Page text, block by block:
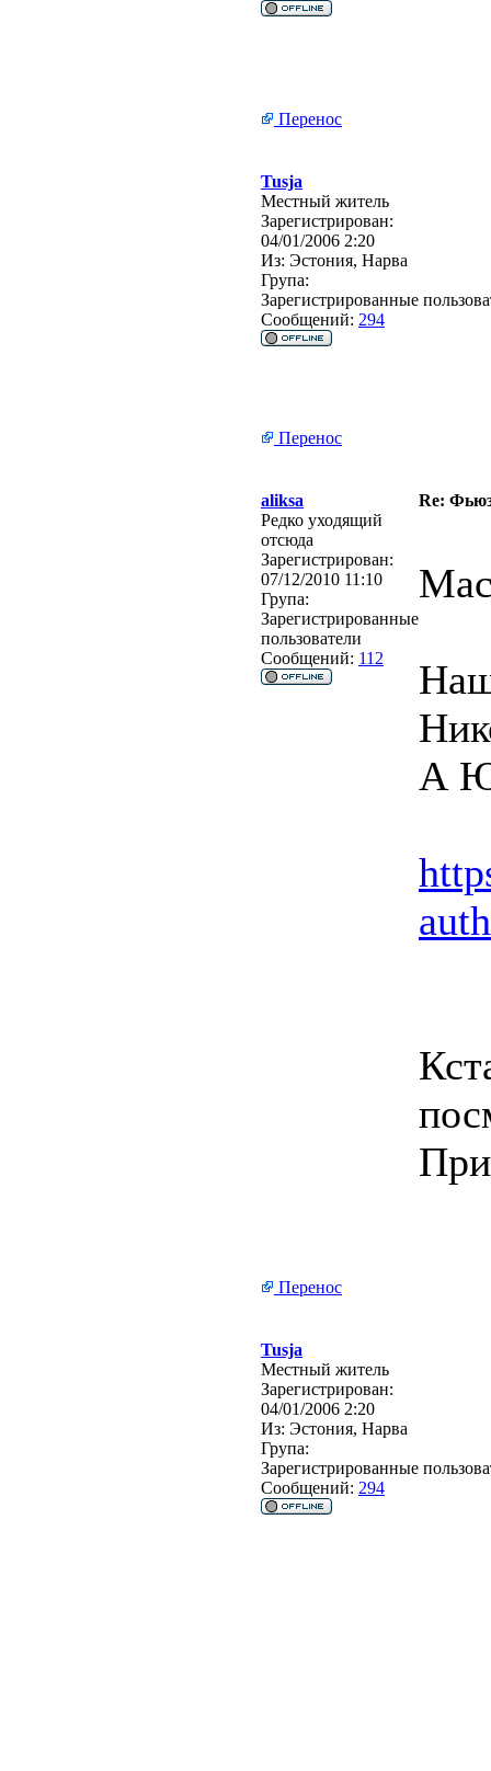
Перенос
Tusja
Местный житель
Зарегистрирован:
04/01/2006 2:20
Из: Эстония, Нарва
Група:
Зарегистрированные
Сообщений: 294
Перенос
aliksa
Re:
Редко уходящий
отсюда
Зарегистрирован:
07/12/2010 11:10
Група:
Зарегистрированные
пользователи
Сообщений: 112
А
Перенос
Tusja
Местный житель
Зарегистрирован:
04/01/2006 2:20
Из: Эстония, Нарва
Група:
Зарегистрированные
Сообщений: 294